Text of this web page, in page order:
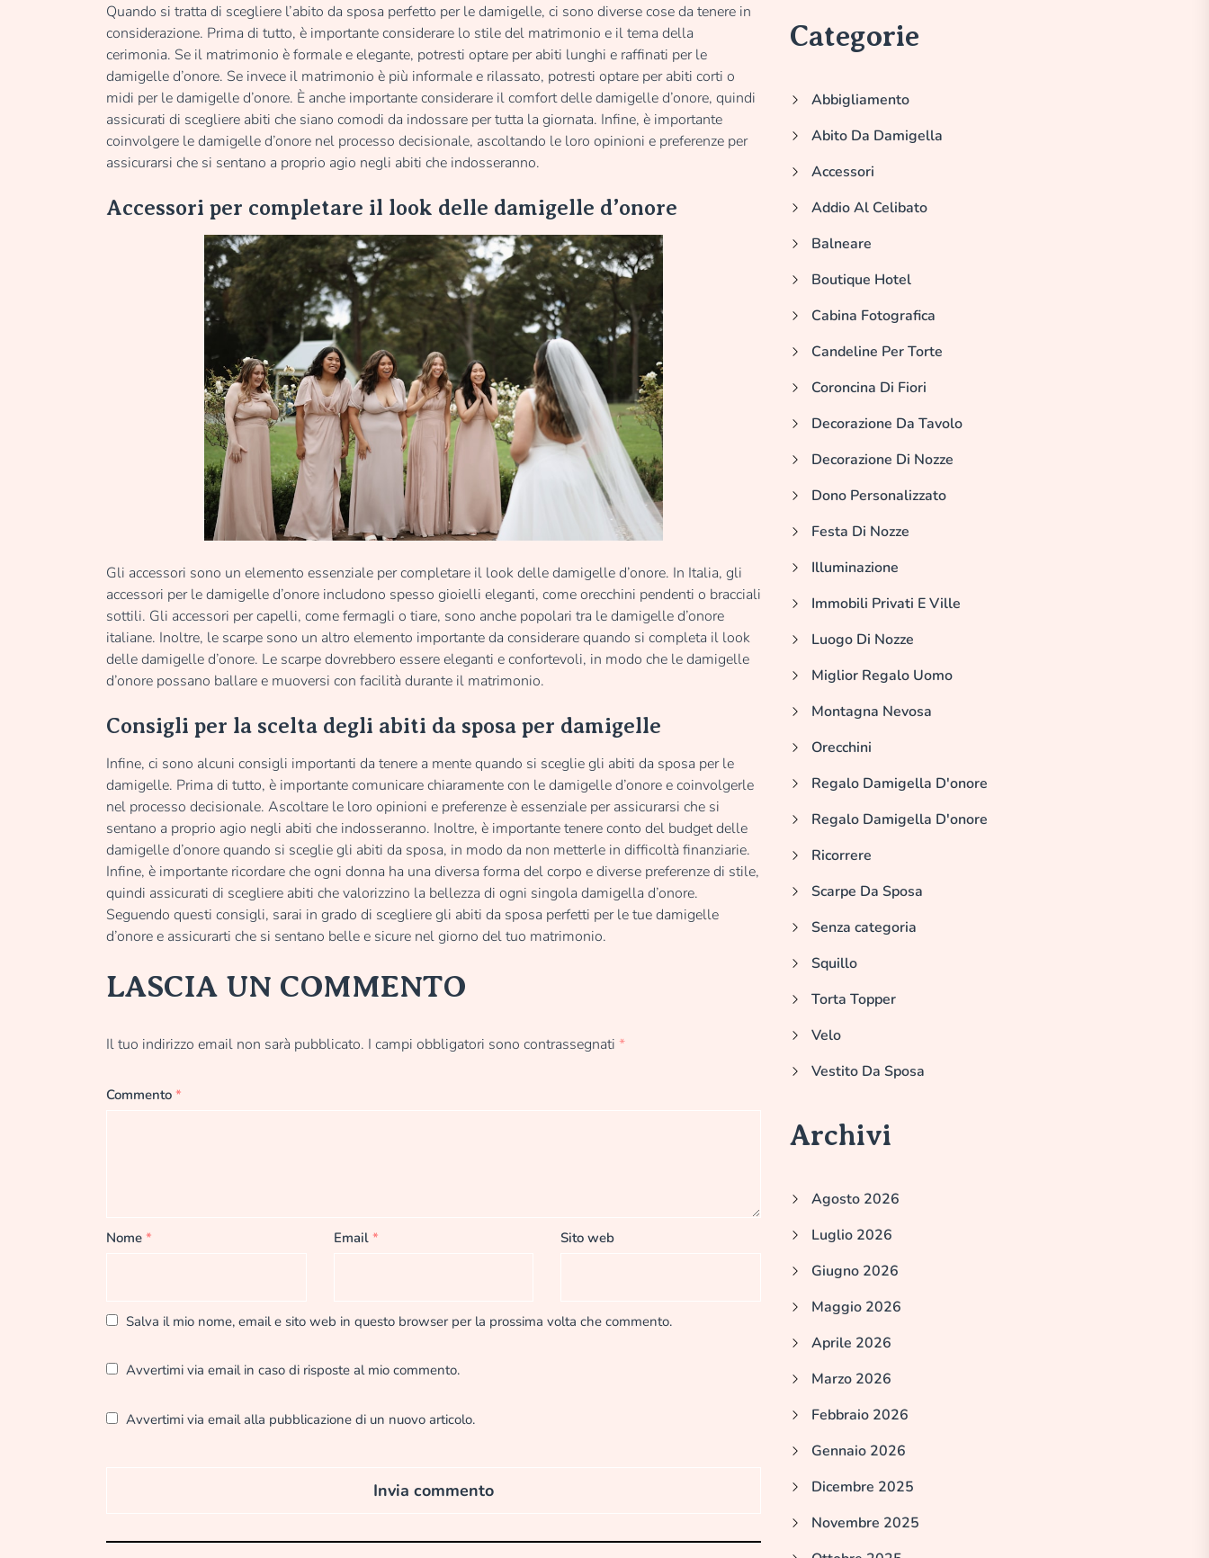
Quando si tratta di scegliere l’abito da sposa perfetto per le damigelle, ci sono diverse cose da tenere in
considerazione. Prima di tutto, è importante considerare lo stile del matrimonio e il tema della
cerimonia. Se il matrimonio è formale e elegante, potresti optare per abiti lunghi e raffinati per le
damigelle d’onore. Se invece il matrimonio è più informale e rilassato, potresti optare per abiti corti o
midi per le damigelle d’onore. È anche importante considerare il comfort delle damigelle d’onore, quindi
assicurati di scegliere abiti che siano comodi da indossare per tutta la giornata. Infine, è importante
coinvolgere le damigelle d’onore nel processo decisionale, ascoltando le loro opinioni e preferenze per
assicurarsi che si sentano a proprio agio negli abiti che indosseranno.
Accessori per completare il look delle damigelle d’onore
Gli accessori sono un elemento essenziale per completare il look delle damigelle d’onore. In Italia, gli
accessori per le damigelle d’onore includono spesso gioielli eleganti, come orecchini pendenti o bracciali
sottili. Gli accessori per capelli, come fermagli o tiare, sono anche popolari tra le damigelle d’onore
italiane. Inoltre, le scarpe sono un altro elemento importante da considerare quando si completa il look
delle damigelle d’onore. Le scarpe dovrebbero essere eleganti e confortevoli, in modo che le damigelle
d’onore possano ballare e muoversi con facilità durante il matrimonio.
Consigli per la scelta degli abiti da sposa per damigelle
Infine, ci sono alcuni consigli importanti da tenere a mente quando si sceglie gli abiti da sposa per le
damigelle. Prima di tutto, è importante comunicare chiaramente con le damigelle d’onore e coinvolgerle
nel processo decisionale. Ascoltare le loro opinioni e preferenze è essenziale per assicurarsi che si
sentano a proprio agio negli abiti che indosseranno. Inoltre, è importante tenere conto del budget delle
damigelle d’onore quando si sceglie gli abiti da sposa, in modo da non metterle in difficoltà finanziarie.
Infine, è importante ricordare che ogni donna ha una diversa forma del corpo e diverse preferenze di stile,
quindi assicurati di scegliere abiti che valorizzino la bellezza di ogni singola damigella d’onore.
Seguendo questi consigli, sarai in grado di scegliere gli abiti da sposa perfetti per le tue damigelle
d’onore e assicurarti che si sentano belle e sicure nel giorno del tuo matrimonio.
LASCIA UN COMMENTO
Il tuo indirizzo email non sarà pubblicato. I campi obbligatori sono contrassegnati *
Commento *
Nome * Email * Sito web
Salva il mio nome, email e sito web in questo browser per la prossima volta che commento.
Avvertimi via email in caso di risposte al mio commento.
Avvertimi via email alla pubblicazione di un nuovo articolo.
Categorie
Abbigliamento
Abito Da Damigella
Accessori
Addio Al Celibato
Balneare
Boutique Hotel
Cabina Fotografica
Candeline Per Torte
Coroncina Di Fiori
Decorazione Da Tavolo
Decorazione Di Nozze
Dono Personalizzato
Festa Di Nozze
Illuminazione
Immobili Privati E Ville
Luogo Di Nozze
Miglior Regalo Uomo
Montagna Nevosa
Orecchini
Regalo Damigella D'onore
Regalo Damigella D'onore
Ricorrere
Scarpe Da Sposa
Senza categoria
Squillo
Torta Topper
Velo
Vestito Da Sposa
Archivi
Agosto 2026
Luglio 2026
Giugno 2026
Maggio 2026
Aprile 2026
Marzo 2026
Febbraio 2026
Gennaio 2026
Dicembre 2025
Novembre 2025